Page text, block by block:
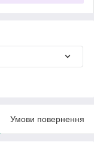
Умови повернення